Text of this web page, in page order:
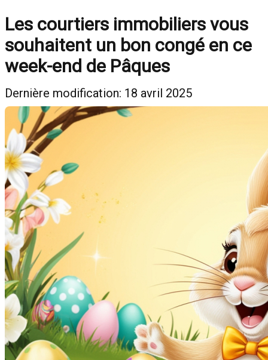
Les courtiers immobiliers vous
souhaitent un bon congé en ce
week-end de Pâques
Dernière modification: 18 avril 2025